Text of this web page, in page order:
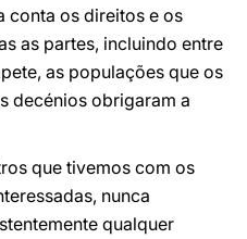
conta os direitos e os
as partes, incluindo entre
as populações que os
decénios obrigaram a
que tivemos com os
nunca
qualquer